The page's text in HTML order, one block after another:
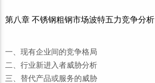
第八章 不锈钢粗钢市场波特五力竞争分析
一、现有企业间的竞争格局
二、行业新进入者威胁分析
三、替代产品或服务的威胁